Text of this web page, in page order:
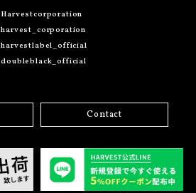
Harvestcorporation
harvest_corporation
harvestlabel_official
doubleblack_official
Contact